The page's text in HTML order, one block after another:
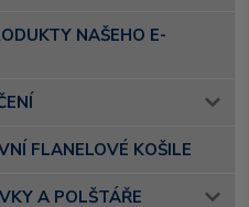
NAŠEHO E-
FLANELOVÉ KOŠILE
A POLŠTÁŘE